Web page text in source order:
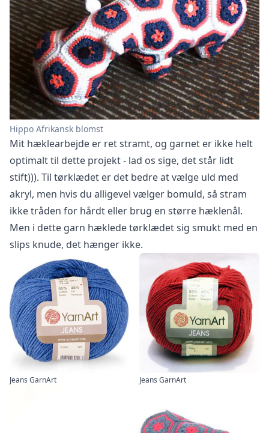
Hippo Afrikansk blomst
Mit hæklearbejde er ret stramt, og garnet er ikke helt
optimalt til dette projekt - lad os sige, det står lidt
stift))). Til tørklædet er det bedre at vælge uld med
akryl, men hvis du alligevel vælger bomuld, så stram
ikke tråden for hårdt eller brug en større hæklenål.
Men i dette garn hæklede tørklædet sig smukt med en
slips knude, det hænger ikke.
Jeans GarnArt Jeans GarnArt